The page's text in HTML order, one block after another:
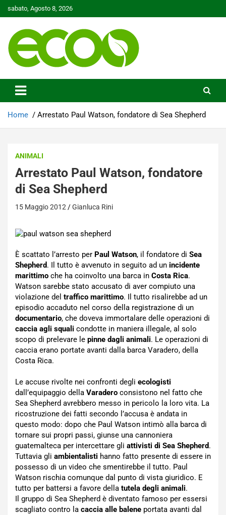
to
sabato, Agosto 8, 2026
Ecoo.it
Home Arrestato Paul Watson, fondatore di Sea Shepherd
ANIMALI
Arrestato Paul Watson, fondatore
di Sea Shepherd
15 Maggio 2012 Gianluca Rini
È scattato l’arresto per Paul Watson, il fondatore di Sea
Shepherd. Il tutto è avvenuto in seguito ad un incidente
marittimo che ha coinvolto una barca in Costa Rica.
Watson sarebbe stato accusato di aver compiuto una
violazione del traffico marittimo. Il tutto risalirebbe ad un
episodio accaduto nel corso della registrazione di un
documentario, che doveva immortalare delle operazioni di
caccia agli squali condotte in maniera illegale, al solo
scopo di prelevare le pinne dagli animali. Le operazioni di
caccia erano portate avanti dalla barca Varadero, della
Costa Rica.
Le accuse rivolte nei confronti degli ecologisti
dall’equipaggio della Varadero consistono nel fatto che
Sea Shepherd avrebbero messo in pericolo la loro vita. La
ricostruzione dei fatti secondo l’accusa è andata in
questo modo: dopo che Paul Watson intimò alla barca di
tornare sui propri passi, giunse una cannoniera
guatemalteca per intercettare gli attivisti di Sea Shepherd.
Tuttavia gli ambientalisti hanno fatto presente di essere in
possesso di un video che smentirebbe il tutto. Paul
Watson rischia comunque dal punto di vista giuridico. E
tutto per battersi a favore della tutela degli animali.
Il gruppo di Sea Shepherd è diventato famoso per essersi
scagliato contro la caccia alle balene portata avanti dal